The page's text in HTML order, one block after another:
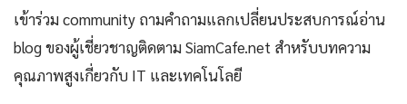
เข้าร่วม community ถามคำถามแลกเปลี่ยนประสบการณ์อ่าน
blog ของผู้เชี่ยวชาญติดตาม SiamCafe.net สำหรับบทความ
คุณภาพสูงเกี่ยวกับ IT และเทคโนโลยี